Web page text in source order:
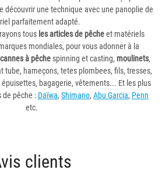
découvrir une technique avec une panoplie de
parfaitement adapté.
tous les articles de pêcheet matériels
mondiales, pour vous adonner à la
cannes à pêchespinning et casting, moulinets,
tube, hameçons, tetes plombees, fils, tresses,
bagagerie, vêtements... Et les plus
de pêche : Daïwa, Shimano, Abu Garcia, Penn
etc.
clients